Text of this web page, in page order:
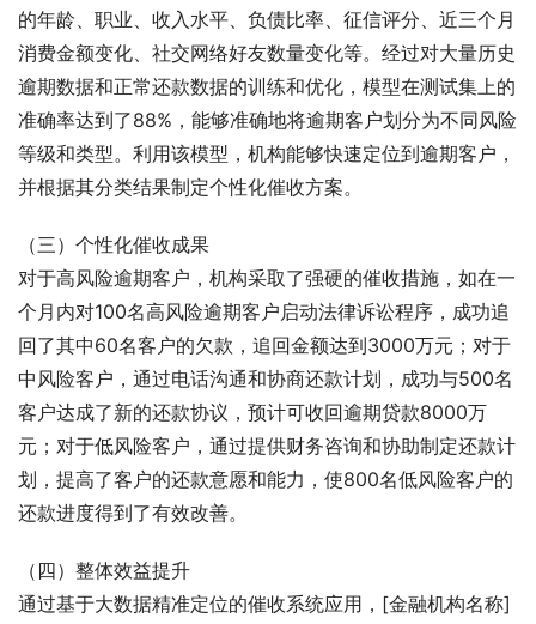
的年龄、职业、收入水平、负债比率、征信评分、近三个月
消费金额变化、社交网络好友数量变化等。经过对大量历史
逾期数据和正常还款数据的训练和优化，模型在测试集上的
准确率达到了88%，能够准确地将逾期客户划分为不同风险
等级和类型。利用该模型，机构能够快速定位到逾期客户，
并根据其分类结果制定个性化催收方案。
（三）个性化催收成果
对于高风险逾期客户，机构采取了强硬的催收措施，如在一
个月内对100名高风险逾期客户启动法律诉讼程序，成功追
回了其中60名客户的欠款，追回金额达到3000万元；对于
中风险客户，通过电话沟通和协商还款计划，成功与500名
客户达成了新的还款协议，预计可收回逾期贷款8000万
元；对于低风险客户，通过提供财务咨询和协助制定还款计
划，提高了客户的还款意愿和能力，使800名低风险客户的
还款进度得到了有效改善。
（四）整体效益提升
通过基于大数据精准定位的催收系统应用，[金融机构名称]